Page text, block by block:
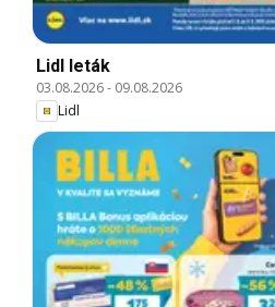
Lidl leták
03.08.2026- 09.08.2026
Lidl